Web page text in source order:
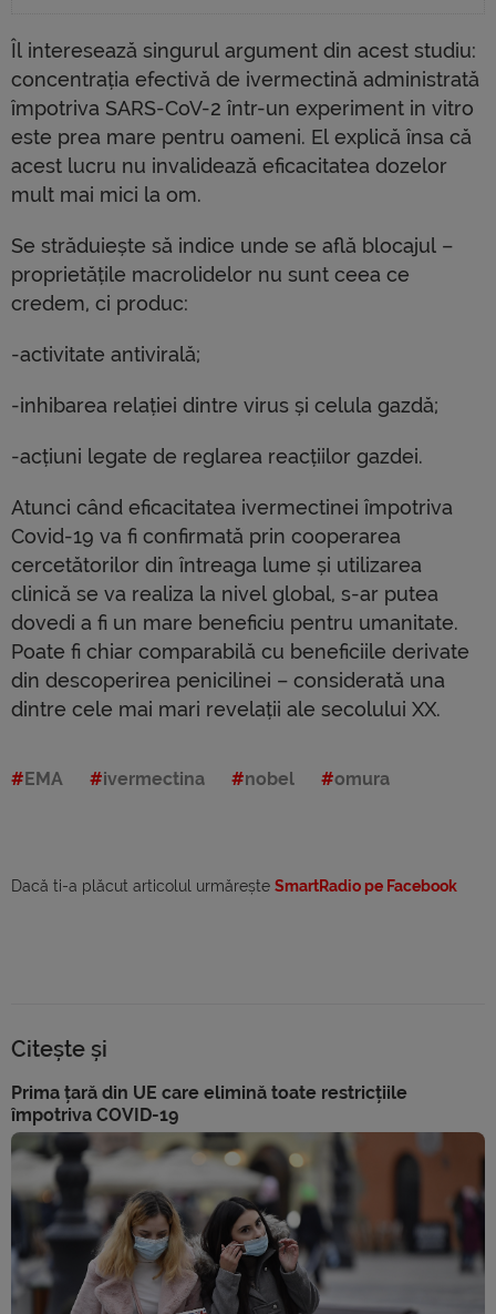
Îl interesează singurul argument din acest studiu:
concentrația efectivă de ivermectină administrată
împotriva SARS-CoV-2 într-un experiment in vitro
este prea mare pentru oameni. El explică însa că
acest lucru nu invalidează eficacitatea dozelor
mult mai mici la om.
Se străduiește să indice unde se află blocajul –
proprietățile macrolidelor nu sunt ceea ce
credem, ci produc:
-activitate antivirală;
-inhibarea relației dintre virus și celula gazdă;
-acțiuni legate de reglarea reacțiilor gazdei.
Atunci când eficacitatea ivermectinei împotriva
Covid-19 va fi confirmată prin cooperarea
cercetătorilor din întreaga lume și utilizarea
clinică se va realiza la nivel global, s-ar putea
dovedi a fi un mare beneficiu pentru umanitate.
Poate fi chiar comparabilă cu beneficiile derivate
din descoperirea penicilinei – considerată una
dintre cele mai mari revelații ale secolului XX.
EMA ivermectina nobel omura
Dacă ti-a plăcut articolul urmărește SmartRadio pe Facebook
Citește și
Prima țară din UE care elimină toate restricțiile
împotriva COVID-19